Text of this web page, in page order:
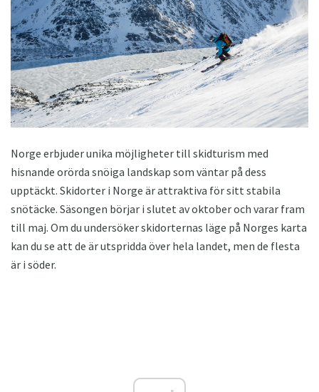
Norge erbjuder unika möjligheter till skidturism med
hisnande orörda snöiga landskap som väntar på dess
upptäckt. Skidorter i Norge är attraktiva för sitt stabila
snötäcke. Säsongen börjar i slutet av oktober och varar fram
till maj. Om du undersöker skidorternas läge på Norges karta
kan du se att de är utspridda över hela landet, men de flesta
är i söder.